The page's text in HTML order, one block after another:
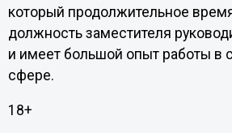
который продолжительное
должность заместителя
и имеет большой опыт работы в
сфере.
18+